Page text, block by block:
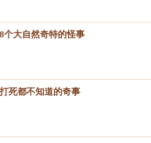
8个大自然奇特的怪事
打死都不知道的奇事